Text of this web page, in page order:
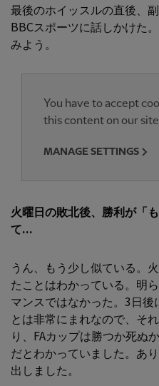
最後のホイッスルの直後、
BBCスポーツに話しかけた
みよう。
You have to accept
this content on our
MANAGE SETTINGS
火曜日の敗北後、勝利が「
て...
うん、もう少し似ている。
たことはわかっている。明
マンスではなかった。3日
とは非常にまれなので、そ
り、FAカップは勝つか死ぬ
だとわかっていました。あ
出しました。